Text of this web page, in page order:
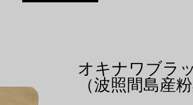
オキナワブラ
（波照間島産粉